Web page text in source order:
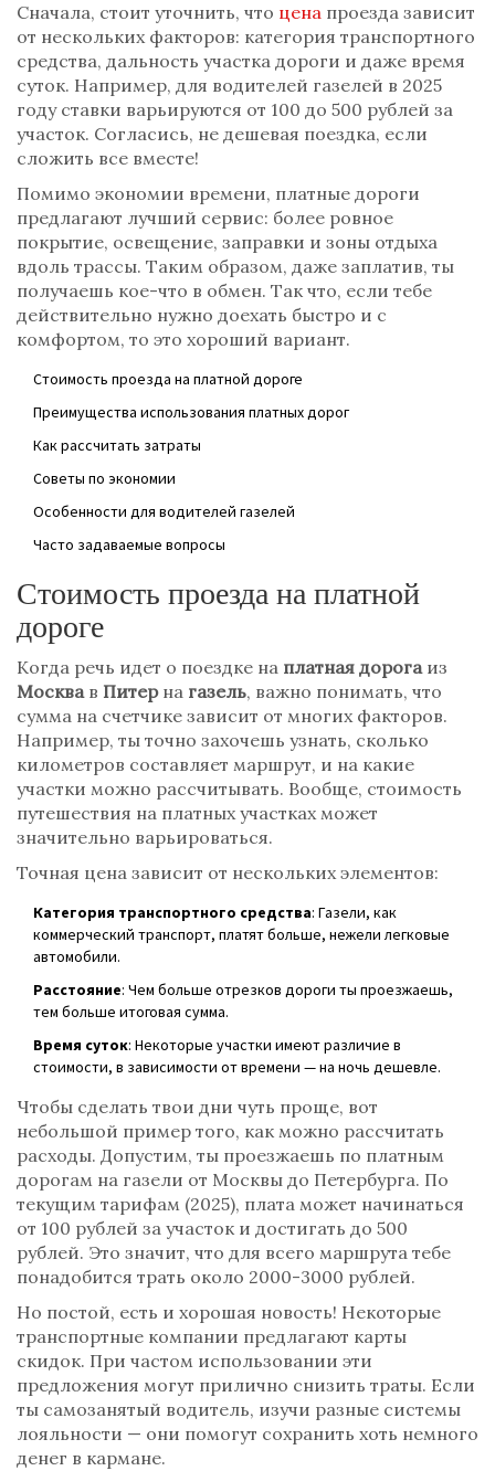
Сначала, стоит уточнить, что цена проезда зависит
от нескольких факторов: категория транспортного
средства, дальность участка дороги и даже время
суток. Например, для водителей газелей в 2025
году ставки варьируются от 100 до 500 рублей за
участок. Согласись, не дешевая поездка, если
сложить все вместе!
Помимо экономии времени, платные дороги
предлагают лучший сервис: более ровное
покрытие, освещение, заправки и зоны отдыха
вдоль трассы. Таким образом, даже заплатив, ты
получаешь кое-что в обмен. Так что, если тебе
действительно нужно доехать быстро и с
комфортом, то это хороший вариант.
Стоимость проезда на платной дороге
Преимущества использования платных дорог
Как рассчитать затраты
Советы по экономии
Особенности для водителей газелей
Часто задаваемые вопросы
Стоимость проезда на платной
дороге
Когда речь идет о поездке на платная дорогаиз
Москвав Питерна газель, важно понимать, что
сумма на счетчике зависит от многих факторов.
Например, ты точно захочешь узнать, сколько
километров составляет маршрут, и на какие
участки можно рассчитывать. Вообще, стоимость
путешествия на платных участках может
значительно варьироваться.
Точная цена зависит от нескольких элементов:
Категория транспортного средства: Газели, как
коммерческий транспорт, платят больше, нежели легковые
автомобили.
Расстояние: Чем больше отрезков дороги ты проезжаешь,
тем больше итоговая сумма.
Время суток: Некоторые участки имеют различие в
стоимости, в зависимости от времени — на ночь дешевле.
Чтобы сделать твои дни чуть проще, вот
небольшой пример того, как можно рассчитать
расходы. Допустим, ты проезжаешь по платным
дорогам на газели от Москвы до Петербурга. По
текущим тарифам (2025), плата может начинаться
от 100 рублей за участок и достигать до 500
рублей. Это значит, что для всего маршрута тебе
понадобится трать около 2000-3000 рублей.
Но постой, есть и хорошая новость! Некоторые
транспортные компании предлагают карты
скидок. При частом использовании эти
предложения могут прилично снизить траты. Если
ты самозанятый водитель, изучи разные системы
лояльности — они помогут сохранить хоть немного
денег в кармане.